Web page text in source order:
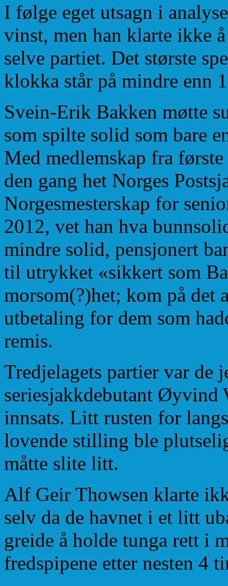
I følge eget utsagn i
vinst, men han klarte ikke
selve partiet. Det største
klokka står på mindre enn
Svein-Erik Bakken møtte
som spilte solid som bare
Med medlemskap fra
den gang het Norges
Norgesmesterskap for
2012, vet han hva
mindre solid, pensjonert
til utrykket «sikkert som
morsom(?)het; kom på det
utbetaling for dem som
remis.
Tredjelagets partier var de
seriesjakkdebutant Øyvind
innsats. Litt rusten for
lovende stilling ble
måtte slite litt.
Alf Geir Thowsen klarte
selv da de havnet i et litt
greide å holde tunga rett i
fredspipene etter nesten 4